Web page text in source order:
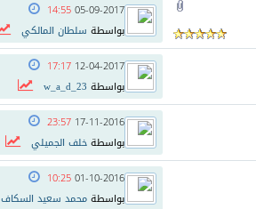
05-09-2017
14:55
بواسطة سلطان المالكي
12-04-2017
17:17
بواسطة w_a_d_23
17-11-2016
23:57
بواسطةخلف الجميلي
01-10-2016
10:25
بواسطةمحمد سعيد السكاف